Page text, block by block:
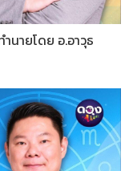
นายโดย อ.อาวุธ